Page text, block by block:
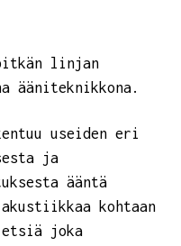
pitkän linjan
ääniteknikkona.
useiden eri
ja
ääntä
kohtaan
joka